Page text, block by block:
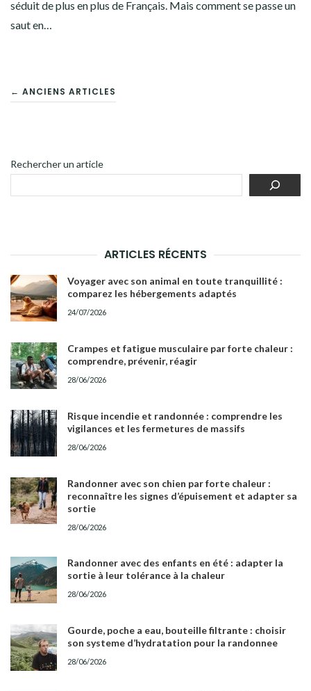
séduit de plus en plus de Français. Mais comment se passe un
saut en…
NAVIGATION
ARTICLES
← ANCIENS ARTICLES
Rechercher un article
ARTICLES RÉCENTS
Voyager avec son animal en toute tranquillité :
comparez les hébergements adaptés
24/07/2026
Crampes et fatigue musculaire par forte chaleur :
comprendre, prévenir, réagir
28/06/2026
Risque incendie et randonnée : comprendre les
vigilances et les fermetures de massifs
28/06/2026
Randonner avec son chien par forte chaleur :
reconnaître les signes d’épuisement et adapter sa
sortie
28/06/2026
Randonner avec des enfants en été : adapter la
sortie à leur tolérance à la chaleur
28/06/2026
Gourde, poche a eau, bouteille filtrante : choisir
son systeme d’hydratation pour la randonnee
28/06/2026